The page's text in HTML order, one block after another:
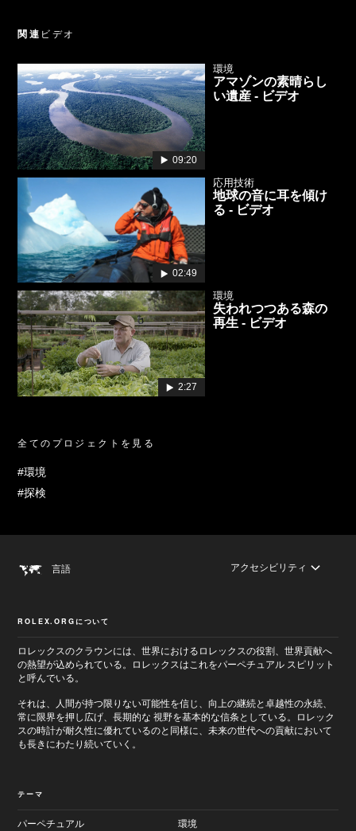
関連ビデオ
09:20
環境
アマゾンの素晴らし
い遺産 - ビデオ
02:49
応用技術
地球の音に耳を傾け
る - ビデオ
2:27
環境
失われつつある森の
再生 - ビデオ
全てのプロジェクトを見る
#環境
#探検
言語 アクセシビリティ
ROLEX.ORGについて
ロレックスのクラウンには、世界におけるロレックスの役割、世界貢献へ
の熱望が込められている。ロレックスはこれをパーペチュアル スピリット
と呼んでいる。
それは、人間が持つ限りない可能性を信じ、向上の継続と卓越性の永続、
常に限界を押し広げ、長期的な 視野を基本的な信条としている。ロレック
スの時計が耐久性に優れているのと同様に、未来の世代への貢献において
も長きにわたり続いていく。
テーマ
パーペチュアル
環境